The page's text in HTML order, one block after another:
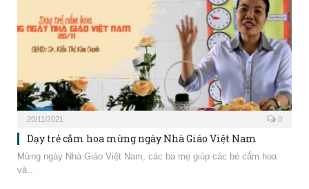
20/11/2021 0
Dạy trẻ cắm hoa mừng ngày Nhà Giáo Việt Nam
Mừng ngày Nhà Giáo Việt Nam, các ba mẹ giúp các bé cắm hoa
và…